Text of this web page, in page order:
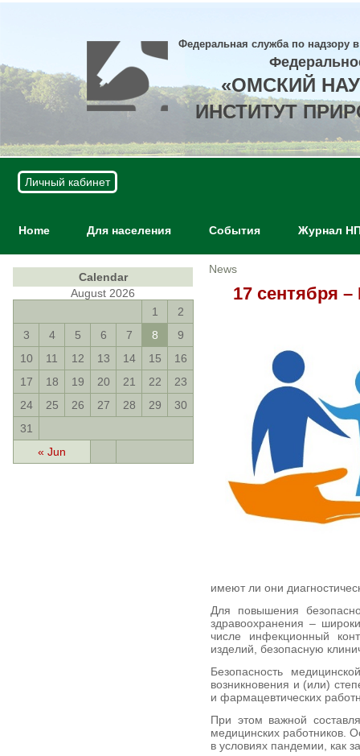
Федеральная служба по надзору
«ОМСКИЙ
ИНСТИТУТ
Личный кабинет
Home Для населения События Журнал
Calendar
August 2026
« Jun
1
2
3
4 5 6 7 8
9
10
11 12 13 14 15
16
17
18 19 20 21 22
23
24
25 26 27 28 29
30
31
News
17 сентября
имеют ли они
Для повышения
здравоохранения –
числе инфекционный
изделий, безопасную
Безопасность
возникновения и (или)
и фармацевтических
При этом важной
медицинских работников.
в условиях пандемии, как